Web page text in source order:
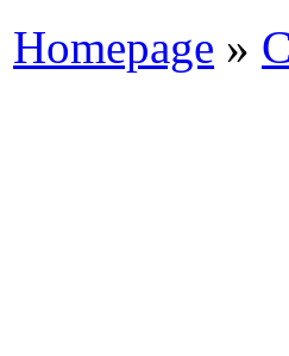
Homepage »